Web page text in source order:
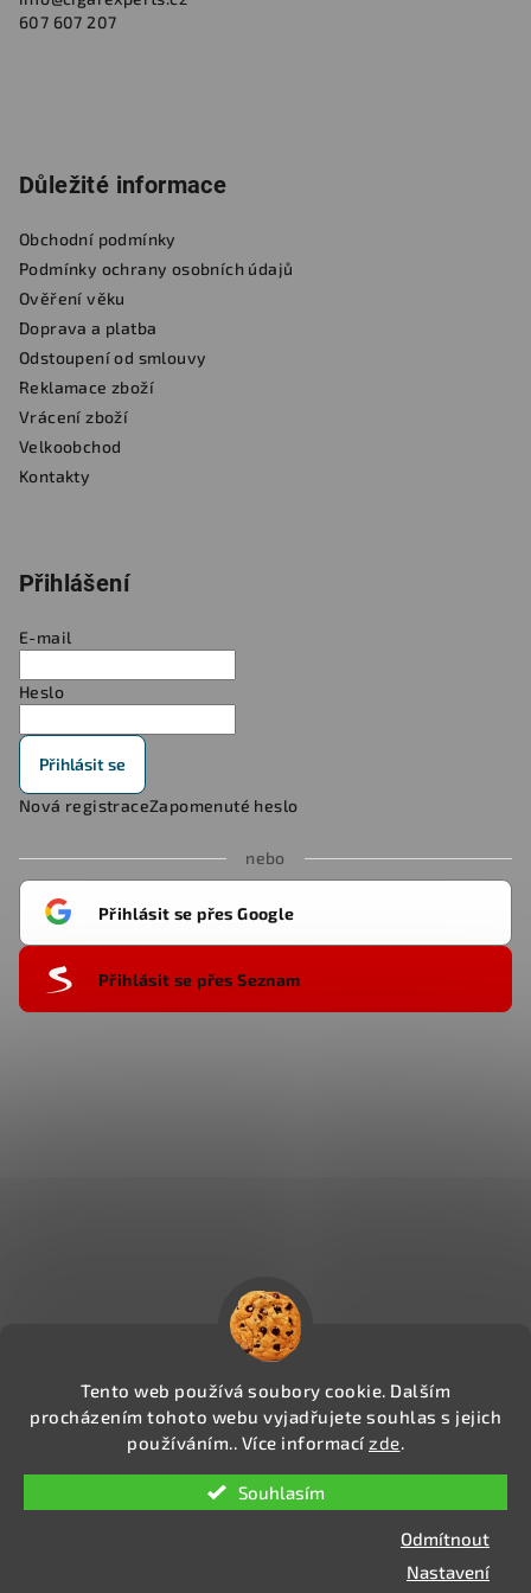
Tento web používá soubory cookie. Dalším
procházením tohoto webu vyjadřujete souhlas s jejich
používáním.. Více informací zde.
Souhlasím
Nastavení
Odmítnout
607 607 207
Důležité informace
Obchodní podmínky
Podmínky ochrany osobních údajů
Ověření věku
Doprava a platba
Odstoupení od smlouvy
Reklamace zboží
Vrácení zboží
Velkoobchod
Kontakty
Přihlášení
E-mail
Heslo
Přihlásit se
Nová registraceZapomenuté heslo
nebo
Přihlásit se přes Google
Přihlásit se přes Seznam
CIGAREXPERTS.CZ
vyhrazena.Upravit nastavení cookies